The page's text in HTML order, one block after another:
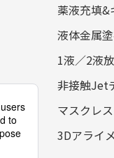
薬液充填&
液体金属
1液／2液
非接触Jet
マスクレ
3Dアライ